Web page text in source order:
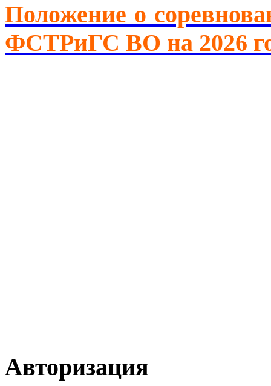
Положение о
ФСТРиГС ВО на 2026
Авторизация